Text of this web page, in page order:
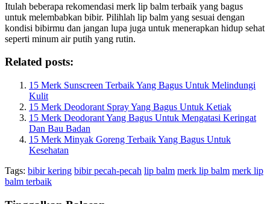
Itulah beberapa rekomendasi merk lip balm terbaik yang bagus
untuk melembabkan bibir. Pilihlah lip balm yang sesuai dengan
kondisi bibirmu dan jangan lupa juga untuk menerapkan hidup sehat
seperti minum air putih yang rutin.
Related posts:
15 Merk Sunscreen Terbaik Yang Bagus Untuk Melindungi
Kulit
15 Merk Deodorant Spray Yang Bagus Untuk Ketiak
15 Merk Deodorant Yang Bagus Untuk Mengatasi Keringat
Dan Bau Badan
15 Merk Minyak Goreng Terbaik Yang Bagus Untuk
Kesehatan
Tags: bibir kering bibir pecah-pecah lip balm merk lip balm merk lip
balm terbaik